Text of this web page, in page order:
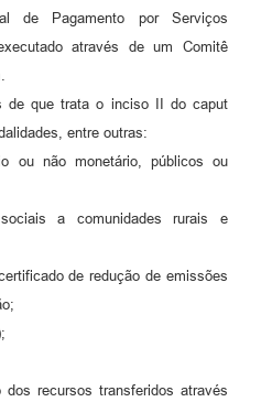
de Pagamento por Serviços
através de um Comitê
de que trata o inciso II do caput
entre outras:
ou não monetário, públicos ou
a comunidades rurais e
de redução de emissões
recursos transferidos através